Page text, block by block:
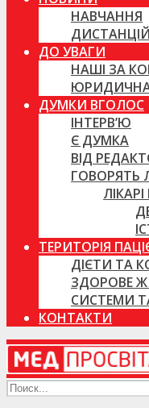
НАВЧАННЯ
ДО УВАГИ
НАШІ ЗА
ЮРИДИЧНА
ДУМКИ ВГОЛОС
ІНТЕРВ’Ю
Є ДУМКА
ВІД
ГОВОРЯТЬ
ТЕРИТОРІЯ
ДІЄТИ ТА
ЗДОРОВЕ
СИСТЕМИ
КОНТАКТИ